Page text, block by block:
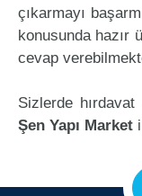
çıkarmayı
konusunda hazır
cevap
Sizlerde
Şen Yapı Market